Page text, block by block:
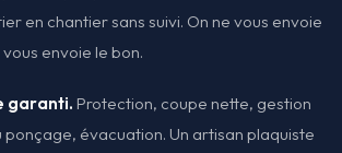
en chantier sans suivi. On ne vous envoie
vous envoie le bon.
garanti. Protection, coupe nette, gestion
ponçage, évacuation. Un artisan plaquiste